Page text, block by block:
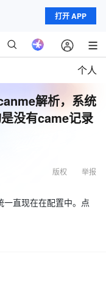
打开 APP
个人
解析，系统
没有came记录
举报
版权
直现在在配置中。点